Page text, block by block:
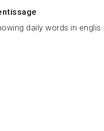
daily words in englis...